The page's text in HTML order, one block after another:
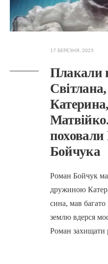
17 БЕРЕЗНЯ, 2025
Плакали
поховали
Бойчука
Роман Бойчук
дружиною
сина, мав
землю вдерся
Роман захищати